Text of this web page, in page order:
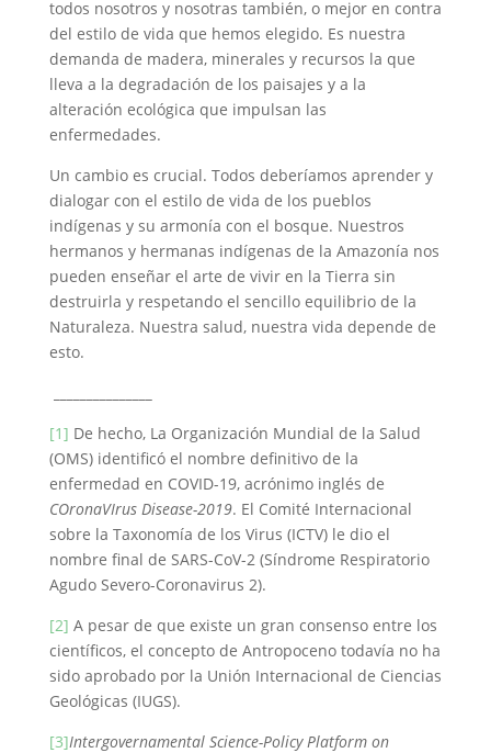
todos nosotros y nosotras también, o mejor en contra
del estilo de vida que hemos elegido. Es nuestra
demanda de madera, minerales y recursos la que
lleva a la degradación de los paisajes y a la
alteración ecológica que impulsan las
enfermedades.
Un cambio es crucial. Todos deberíamos aprender y
dialogar con el estilo de vida de los pueblos
indígenas y su armonía con el bosque. Nuestros
hermanos y hermanas indígenas de la Amazonía nos
pueden enseñar el arte de vivir en la Tierra sin
destruirla y respetando el sencillo equilibrio de la
Naturaleza. Nuestra salud, nuestra vida depende de
esto.
[1] De hecho, La Organización Mundial de la Salud
(OMS) identificó el nombre definitivo de la
enfermedad en COVID-19, acrónimo inglés de
COronaVIrus Disease-2019. El Comité Internacional
sobre la Taxonomía de los Virus (ICTV) le dio el
nombre final de SARS-CoV-2 (Síndrome Respiratorio
Agudo Severo-Coronavirus 2).
[2] A pesar de que existe un gran consenso entre los
científicos, el concepto de Antropoceno todavía no ha
sido aprobado por la Unión Internacional de Ciencias
Geológicas (IUGS).
[3]Intergovernamental Science-Policy Platform on